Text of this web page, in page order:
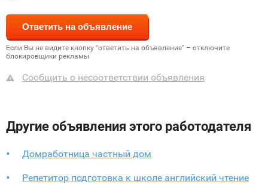
Если Вы не видите кнопку "ответить на объявление" – отключите
блокировщики рекламы
Сообщить о несоответствии объявления
Другие объявления этого работодателя
Домработница частный дом
Репетитор подготовка к школе английский чтение